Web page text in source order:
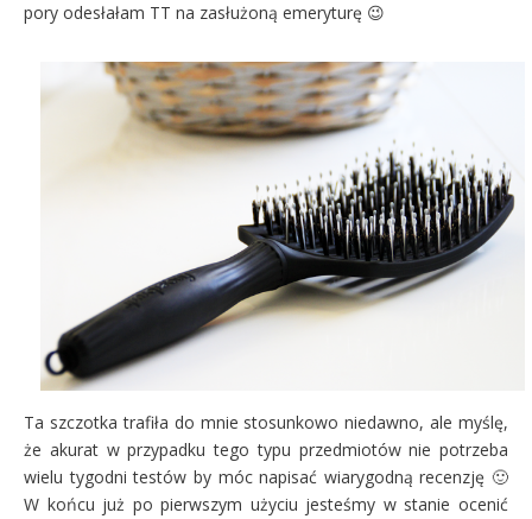
pory odesłałam TT na zasłużoną emeryturę 😉
Ta szczotka trafiła do mnie stosunkowo niedawno, ale myślę,
że akurat w przypadku tego typu przedmiotów nie potrzeba
wielu tygodni testów by móc napisać wiarygodną recenzję 🙂
W końcu już po pierwszym użyciu jesteśmy w stanie ocenić